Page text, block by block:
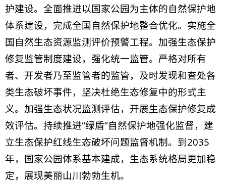
护建设。全面推进以国家公园为主体的自然保护地
体系建设，完成全国自然保护地整合优化。实施全
国自然生态资源监测评价预警工程。加强生态保护
修复监管制度建设，强化统一监管。严格对所有
者、开发者乃至监管者的监管，及时发现和查处各
类生态破坏事件，坚决杜绝生态修复中的形式主
义。加强生态状况监测评估，开展生态保护修复成
效评估。持续推进“绿盾”自然保护地强化监督，建
立生态保护红线生态破坏问题监督机制。到2035
年，国家公园体系基本建成，生态系统格局更加稳
定，展现美丽山川勃勃生机。